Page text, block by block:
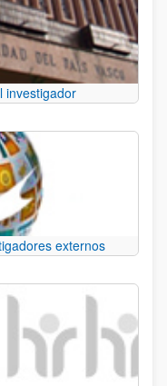
investigador
externos